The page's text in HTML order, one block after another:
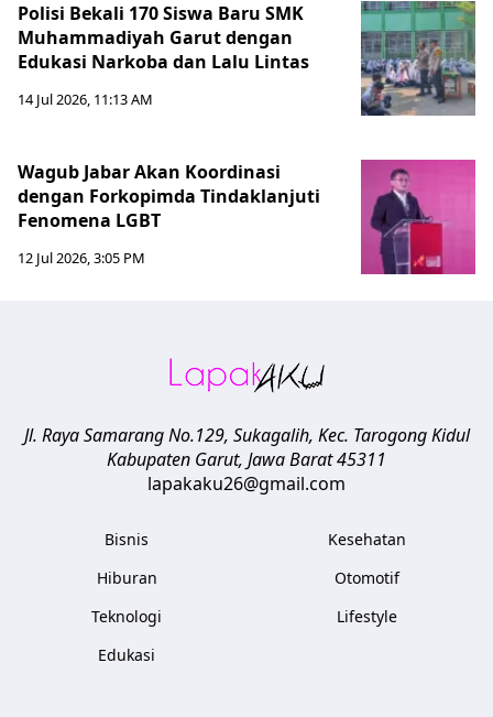
Polisi Bekali 170 Siswa Baru SMK
Muhammadiyah Garut dengan
Edukasi Narkoba dan Lalu Lintas
14 Jul 2026, 11:13 AM
Wagub Jabar Akan Koordinasi
dengan Forkopimda Tindaklanjuti
Fenomena LGBT
12 Jul 2026, 3:05 PM
Jl. Raya Samarang No.129, Sukagalih, Kec. Tarogong Kidul
Kabupaten Garut, Jawa Barat45311
lapakaku26@gmail.com
Bisnis
Hiburan
Teknologi
Edukasi
Kesehatan
Otomotif
Lifestyle